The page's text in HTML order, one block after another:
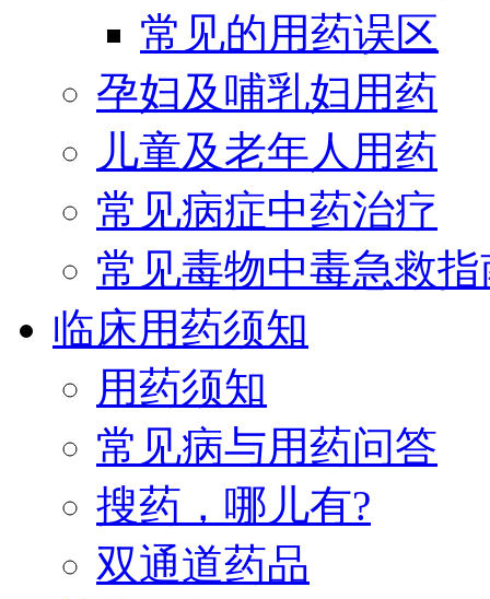
常见的用药误区
孕妇及哺乳妇用药
儿童及老年人用药
常见病症中药治疗
常见毒物中毒急救指
临床用药须知
用药须知
常见病与用药问答
搜药，哪儿有?
双通道药品